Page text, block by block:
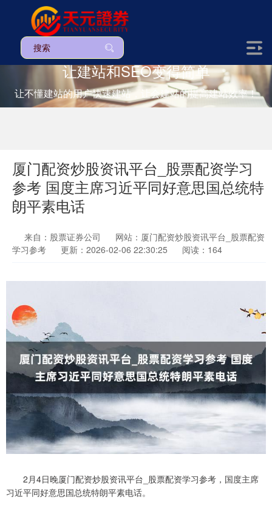
让建站和SEO变得简单
让不懂建站的用户快速建站，让会建站的提高建站效率！
厦门配资炒股资讯平台_股票配资学习
参考 国度主席习近平同好意思国总统特
朗平素电话
来自：股票证券公司
网站：厦门配资炒股资讯平台_股票配资
学习参考
更新：2026-02-06 22:30:25 阅读：164
2月4日晚厦门配资炒股资讯平台_股票配资学习参考，国度主席
习近平同好意思国总统特朗平素电话。